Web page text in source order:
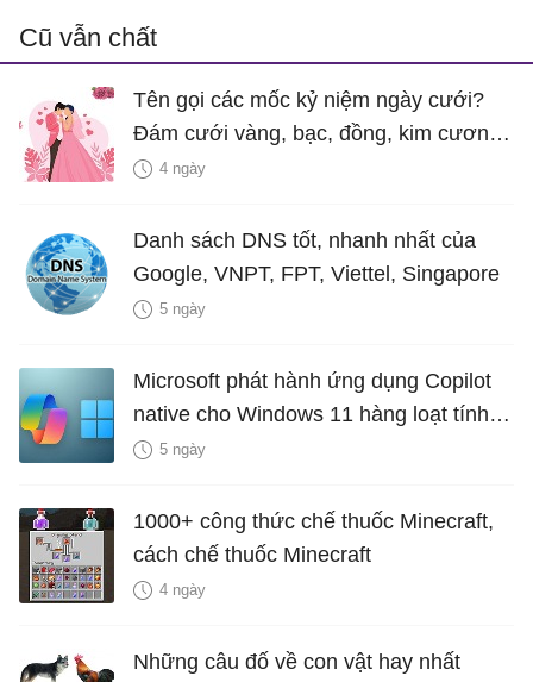
Cũ vẫn chất
Tên gọi các mốc kỷ niệm ngày cưới?
Đám cưới vàng, bạc, đồng, kim cương
là bao nhiêu năm?
4 ngày
Danh sách DNS tốt, nhanh nhất của
Google, VNPT, FPT, Viettel, Singapore
5 ngày
Microsoft phát hành ứng dụng Copilot
native cho Windows 11 hàng loạt tính
năng mới Hữu Ích
5 ngày
1000+ công thức chế thuốc Minecraft,
cách chế thuốc Minecraft
4 ngày
Những câu đố về con vật hay nhất